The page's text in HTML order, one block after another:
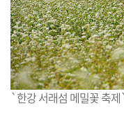
`한강 서래섬 메밀꽃 축